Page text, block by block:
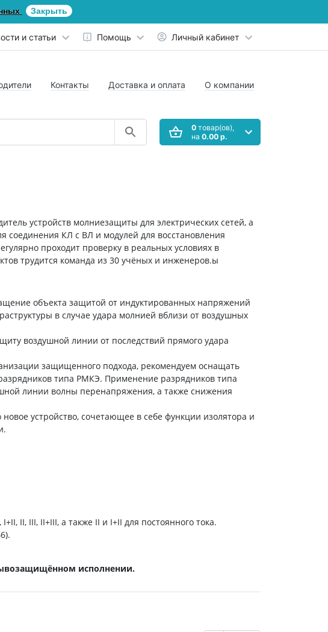
Закрыть
и статьи Помощь Личный кабинет
Контакты Доставка и оплата О компании
0товар(ов),
на 0.00 р.
устройств молниезащиты для электрических сетей, а
соединения КЛ с ВЛ и модулей для восстановления
проходит проверку в реальных условиях в
трудится команда из 30 учёных и инженеров.ы
объекта защитой от индуктированных напряжений
в случае удара молнией вблизи от воздушных
воздушной линии от последствий прямого удара
защищенного подхода, рекомендуем оснащать
типа РМКЭ. Применение разрядников типа
линии волны перенапряжения, а также снижения
устройство, сочетающее в себе функции изолятора и
II, III, II+III, а также II и I+II для постоянного тока.
исполнении.